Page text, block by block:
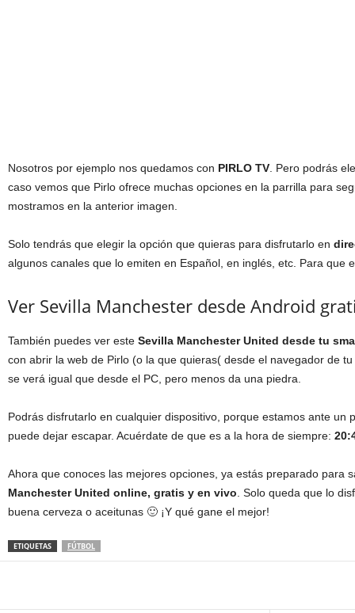
Nosotros por ejemplo nos quedamos con PIRLO TV . Pero podrás
caso vemos que Pirlo ofrece muchas opciones en la parrilla para
mostramos en la anterior imagen.
Solo tendrás que elegir la opción que quieras para disfrutarlo en
algunos canales que lo emiten en Español, en inglés, etc. Para que
Ver Sevilla Manchester desde Android
También puedes ver este Sevilla Manchester United desde tu
con abrir la web de Pirlo (o la que quieras( desde el navegador de
se verá igual que desde el PC, pero menos da una piedra.
Podrás disfrutarlo en cualquier dispositivo, porque estamos ante un
puede dejar escapar. Acuérdate de que es a la hora de siempre:
Ahora que conoces las mejores opciones, ya estás preparado para
Manchester United online, gratis y en vivo . Solo queda que lo
buena cerveza o aceitunas 🙂 ¡Y qué gane el mejor!
ETIQUETAS FÚTBOL